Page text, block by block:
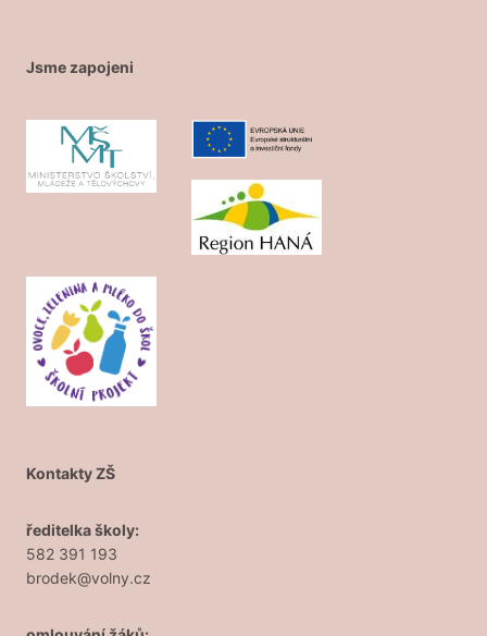
Jsme zapojeni
Kontakty ZŠ
ředitelka školy:
582 391 193
brodek@volny.cz